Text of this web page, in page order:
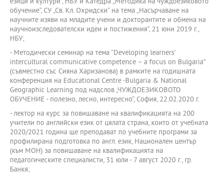
обучение“, СУ „Св. Кл. Охридски“ на тема „Насърчаване на
научните изяви на младите учени и докторантите и обмена на
научноизследователски идеи и постижения“, 21 юни 2019 г.,
НБУ;
- Методически семинар на тема “Developing learners’
intercultural communicative competence – a focus on Bulgaria”
(съвместно със Сияна Харизанова) в рамките на годишната
конференция на Educational Centre -Bulgaria & National
Geographic Learning под надслов „ЧУЖДОЕЗИКОВОТО
ОБУЧЕНИЕ - полезно, лесно, интересно“, София, 22.02.2020 г.
- лектор на курс за повишаване на квалификацията на 200
учители по английски език от цялата страна, които от учебната
2020/2021 година ще преподават по учебните програми за
профилирана подготовка по англ. език, Национален център
(към МОН) за повишаване на квалификацията на
педагогическите специалисти, 31 юли - 7 август 2020 г., гр.
Банкя;